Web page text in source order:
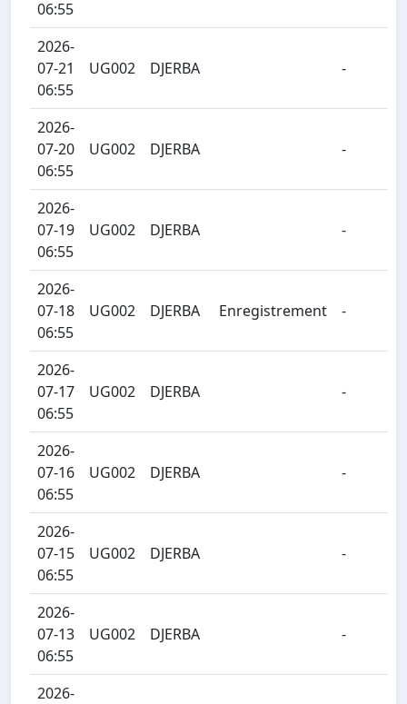
06:55
2026-
07-21
06:55
UG002 DJERBA -
2026-
07-20
06:55
UG002 DJERBA -
2026-
07-19
06:55
UG002 DJERBA -
2026-
07-18
06:55
UG002 DJERBA Enregistrement -
2026-
07-17
06:55
UG002 DJERBA -
2026-
07-16
06:55
UG002 DJERBA -
2026-
07-15
06:55
UG002 DJERBA -
2026-
07-13
06:55
UG002 DJERBA -
2026-